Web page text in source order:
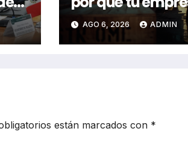
en México
revisarlas
AGO 6, 2026 ADMIN
están marcados con *